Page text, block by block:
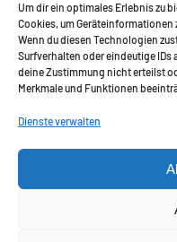
Um dir ein optimales Erlebnis zu
Cookies, um
Wenn du diesen Technologien
Surfverhalten oder eindeutige IDs
deine Zustimmung nicht erteilst
Merkmale und Funktionen
Dienste verwalten
Versandkosten und ggf.